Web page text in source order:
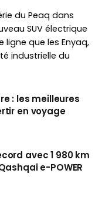
du Peaq dans
SUV électrique
que les Enyaq,
industrielle du
: les meilleures
en voyage
avec 1 980 km
e-POWER